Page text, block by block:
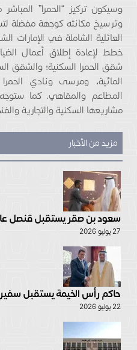
وسيكون تركيز “الحمرا”
وترسيخ مكانته كوجهة مفضلة
العائلية الشاملة في الإمارات
خطط لإعادة إطلاق أعمال
شقق الحمرا السكنية؛ والشقق
المائية، ومرسى ونادي
المطاعم والمقاهي. كما
مشاريعها السكنية والتجارية
مزيد من الأخبار
سعود بن صقر يستقبل قنصل
27 يوليو 2026
حاكم رأس الخيمة يستقبل سفير
22 يوليو 2026